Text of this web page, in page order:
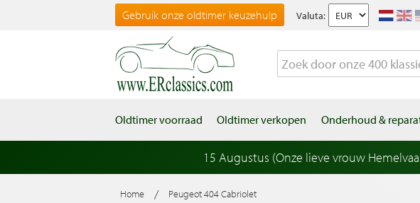
Gebruik onze oldtimer keuzehulp Valuta:
Oldtimer voorraad Oldtimer verkopen Onderhoud &
15 Augustus (Onze lieve vrouw
Home / Peugeot 404 Cabriolet